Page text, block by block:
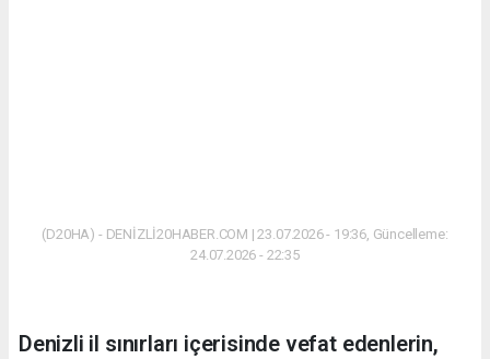
(D20HA) - DENİZLİ20HABER.COM | 23.07.2026 - 19:36, Güncelleme:
24.07.2026 - 22:35
Denizli il sınırları içerisinde vefat edenlerin,